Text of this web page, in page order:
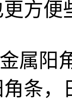
方便
属阳
条，